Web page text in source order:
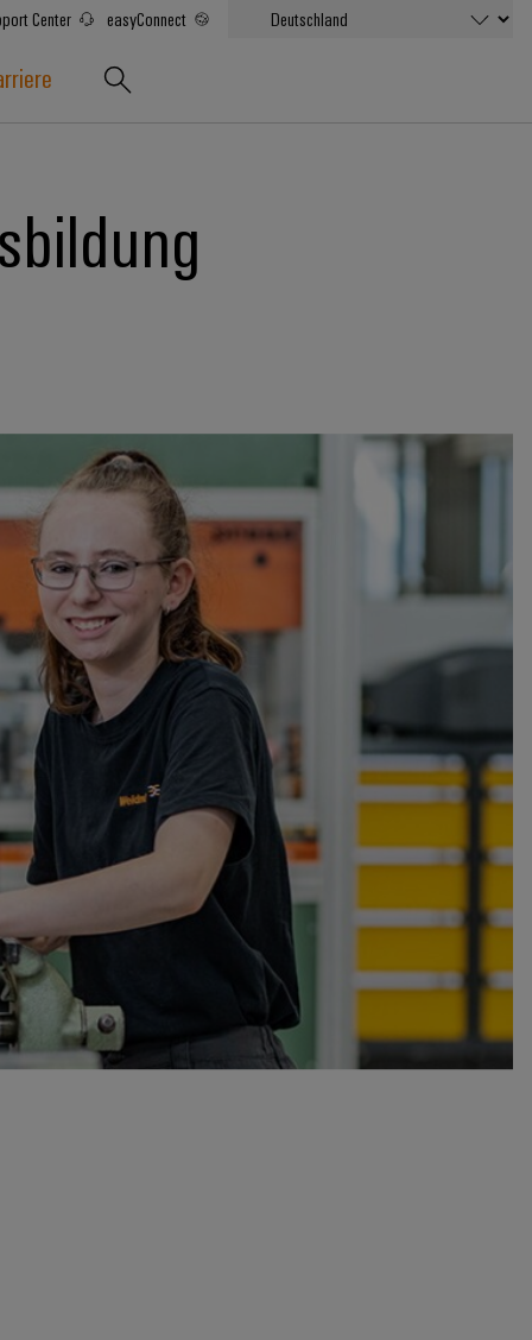
Center easyConnect